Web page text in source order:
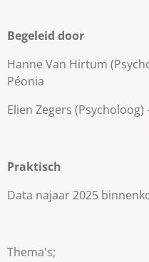
Begeleid door
Hanne Van Hirtum
Péonia
Elien Zegers (Psycholoog)
Praktisch
Data najaar 2025
Thema's;